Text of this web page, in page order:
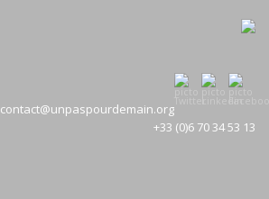
contact@unpaspourdemain.org
+33 (0)6 70 34 53 13